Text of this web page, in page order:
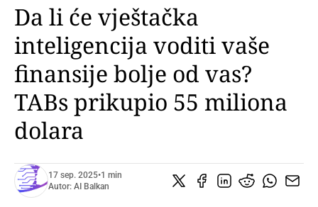
PRETPLATI SE
Da li će vještačka
inteligencija voditi vaše
finansije bolje od vas?
TABs prikupio 55 miliona
dolara
17 sep. 2025•1 min
Autor: AI Balkan